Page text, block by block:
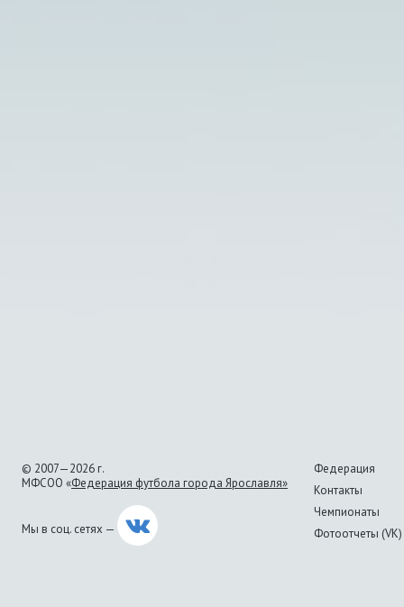
© 2007—2026 г.
МФСОО «Федерация футбола города Ярославля»
Мы в соц. сетях —
Федерация
Контакты
Чемпионаты
Фотоотчеты (VK)